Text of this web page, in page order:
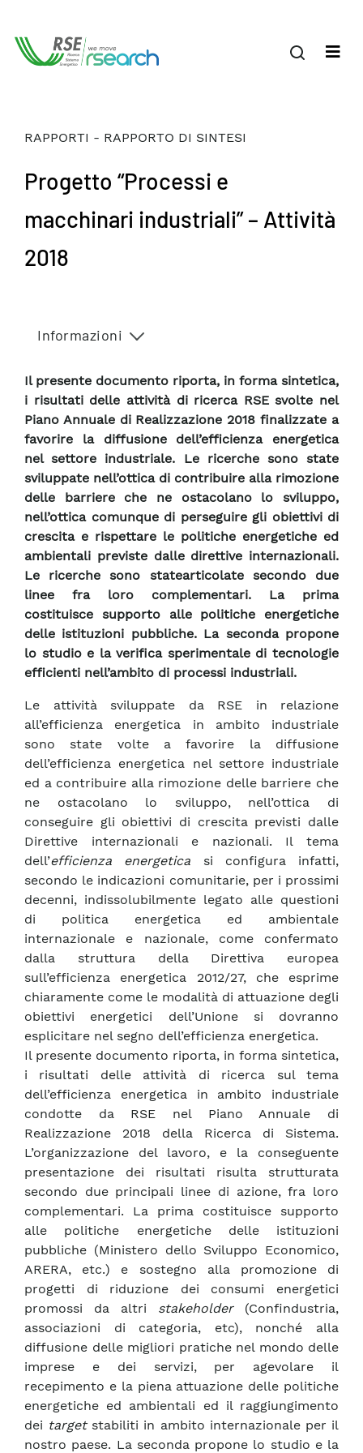
RAPPORTI - RAPPORTO DI SINTESI
Progetto “Processi e
macchinari industriali” – Attività
2018
Informazioni
Il presente documento riporta, in forma sintetica,
i risultati delle attività di ricerca RSE svolte nel
Piano Annuale di Realizzazione 2018 finalizzate a
favorire la diffusione dell’efficienza energetica
nel settore industriale. Le ricerche sono state
sviluppate nell’ottica di contribuire alla rimozione
delle barriere che ne ostacolano lo sviluppo,
nell’ottica comunque di perseguire gli obiettivi di
crescita e rispettare le politiche energetiche ed
ambientali previste dalle direttive internazionali.
Le ricerche sono statearticolate secondo due
linee fra loro complementari. La prima
costituisce supporto alle politiche energetiche
delle istituzioni pubbliche. La seconda propone
lo studio e la verifica sperimentale di tecnologie
efficienti nell’ambito di processi industriali.
Le attività sviluppate da RSE in relazione
all’efficienza energetica in ambito industriale
sono state volte a favorire la diffusione
dell’efficienza energetica nel settore industriale
ed a contribuire alla rimozione delle barriere che
ne ostacolano lo sviluppo, nell’ottica di
conseguire gli obiettivi di crescita previsti dalle
Direttive internazionali e nazionali. Il tema
dell’efficienza energetica si configura infatti,
secondo le indicazioni comunitarie, per i prossimi
decenni, indissolubilmente legato alle questioni
di politica energetica ed ambientale
internazionale e nazionale, come confermato
dalla struttura della Direttiva europea
sull’efficienza energetica 2012/27, che esprime
chiaramente come le modalità di attuazione degli
obiettivi energetici dell’Unione si dovranno
esplicitare nel segno dell’efficienza energetica.
Il presente documento riporta, in forma sintetica,
i risultati delle attività di ricerca sul tema
dell’efficienza energetica in ambito industriale
condotte da RSE nel Piano Annuale di
Realizzazione 2018 della Ricerca di Sistema.
L’organizzazione del lavoro, e la conseguente
presentazione dei risultati risulta strutturata
secondo due principali linee di azione, fra loro
complementari. La prima costituisce supporto
alle politiche energetiche delle istituzioni
pubbliche (Ministero dello Sviluppo Economico,
ARERA, etc.) e sostegno alla promozione di
progetti di riduzione dei consumi energetici
promossi da altri stakeholder(Confindustria,
associazioni di categoria, etc), nonché alla
diffusione delle migliori pratiche nel mondo delle
imprese e dei servizi, per agevolare il
recepimento e la piena attuazione delle politiche
energetiche ed ambientali ed il raggiungimento
dei targetstabiliti in ambito internazionale per il
nostro paese. La seconda propone lo studio e la